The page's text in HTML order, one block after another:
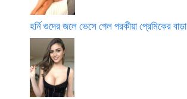
হর্নি গুদের জলে ভেসে গেল পরকীয়া প্রেমিকের বাড়া